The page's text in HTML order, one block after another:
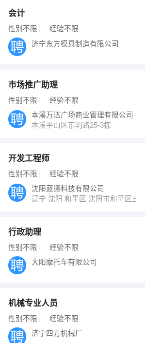
会计
性别不限 经验不限
济宁东方模具制造有限公司
市场推广助理
性别不限 经验不限
本溪万达广场商业管理有限公司
本溪平山区东明路25-3栋
开发工程师
性别不限 经验不限
沈阳蓝德科技有限公司
辽宁 沈阳 和平区 沈阳市和平区三
行政助理
性别不限 经验不限
大阳摩托车有限公司
机械专业人员
性别不限 经验不限
济宁四方机械厂